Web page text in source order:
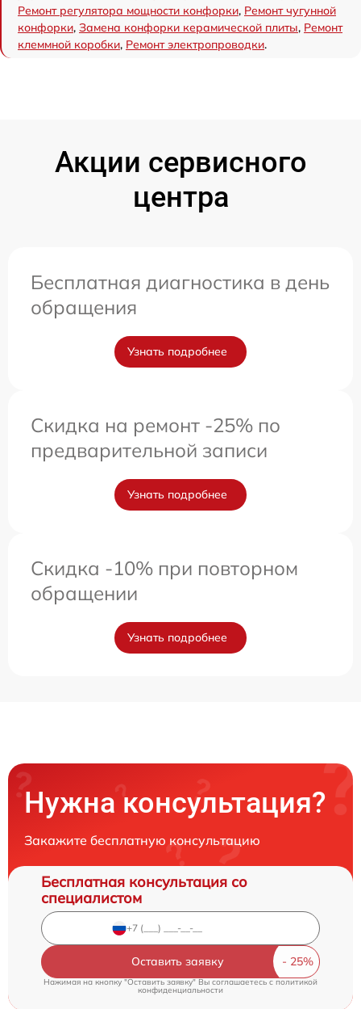
Ремонт регулятора мощности конфорки, Ремонт чугунной
конфорки, Замена конфорки керамической плиты, Ремонт
клеммной коробки, Ремонт электропроводки.
Акции сервисного
центра
Бесплатная диагностика в день
обращения
Узнать подробнее
Скидка на ремонт -25% по
предварительной записи
Узнать подробнее
Скидка -10% при повторном
обращении
Узнать подробнее
Нужна консультация?
Закажите бесплатную консультацию
Бесплатная консультация со
специалистом
Оставить заявку
Нажимая на кнопку "Оставить заявку" Вы соглашаетесь cполитикой
конфиденциальности